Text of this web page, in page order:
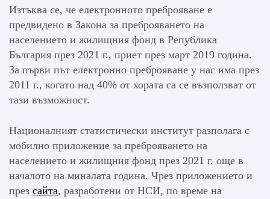
Изтъква се, че електронното преброяване е
предвидено в Закона за преброяването на
населението и жилищния фонд в Република
България през 2021 г., приет през март 2019 година.
За първи път електронно преброяване у нас има през
2011 г., когато над 40% от хората са се възползват от
тази възможност.
Националният статистически институт разполага с
мобилно приложение за преброяването на
населението и жилищния фонд през 2021 г. още в
началото на миналата година. Чрез приложението и
през сайта, разработени от НСИ, по време на